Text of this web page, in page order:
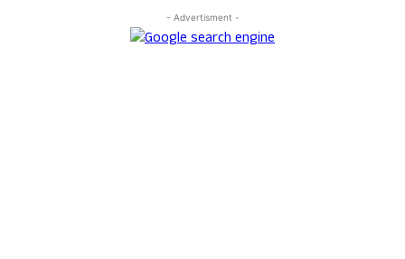
- Advertisment -